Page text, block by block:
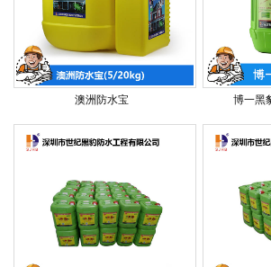
澳洲防水宝 博一黑